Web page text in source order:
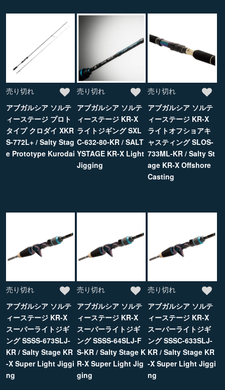
売り切れ
アブガルシア ソルテ
ィーステージ プロト
タイプ クロダイ XKR
S-772L+ / Salty Stag
e Prototype Kurodai
売り切れ
アブガルシア ソルテ
ィーステージ KR-X
ライトジギング SXL
C-632-80-KR / SALT
YSTAGE KR-X Light
Jigging
売り切れ
アブガルシア ソルテ
ィーステージ KR-X
ライトオフショアキ
ャスティング SLOS-
733ML-KR / Salty St
age KR-X Offshore
Casting
売り切れ
アブガルシア ソルテ
ィーステージ KR-X
スーパーライトジギ
ング SSSS-673SLJ-
KR / Salty Stage KR
-X Super Light Jiggi
ng
売り切れ
アブガルシア ソルテ
ィーステージ KR-X
スーパーライトジギ
ング SSSS-64SLJ-F
S-KR / Salty Stage K
R-X Super Light Jig
ging
売り切れ
アブガルシア ソルテ
ィーステージ KR-X
スーパーライトジギ
ング SSSC-633SLJ-
KR / Salty Stage KR
-X Super Light Jiggi
ng